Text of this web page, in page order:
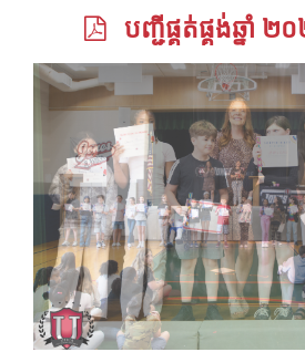
បញ្ជីផ្គត់ផ្គង់ឆ្នាំ